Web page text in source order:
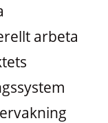
arbeta